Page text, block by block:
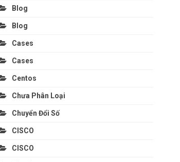
Blog
Blog
Cases
Cases
Centos
Chưa Phân Loại
Chuyển Đổi Số
CISCO
CISCO